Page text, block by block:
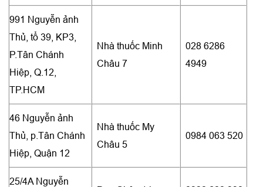
991 Nguyễn ảnh
Thủ, tổ 39, KP3,
P.Tân Chánh
Hiệp, Q.12,
TP.HCM
Nhà thuốc Minh
Châu 7
028 6286
4949
46 Nguyễn ảnh
Thủ, p.Tân Chánh
Hiệp, Quận 12
Nhà thuốc My
Châu 5
0984 063 520
25/4A Nguyễn